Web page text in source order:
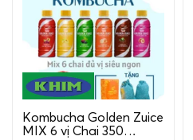
Kombucha Golden Zuice
MIX 6 vị Chai 350…